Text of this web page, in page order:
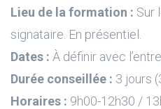
Lieu de la formation : Sur
signataire. En présentiel.
Dates : À définir avec
Durée conseillée : 3 jours
Horaires : 9h00-12h30 /